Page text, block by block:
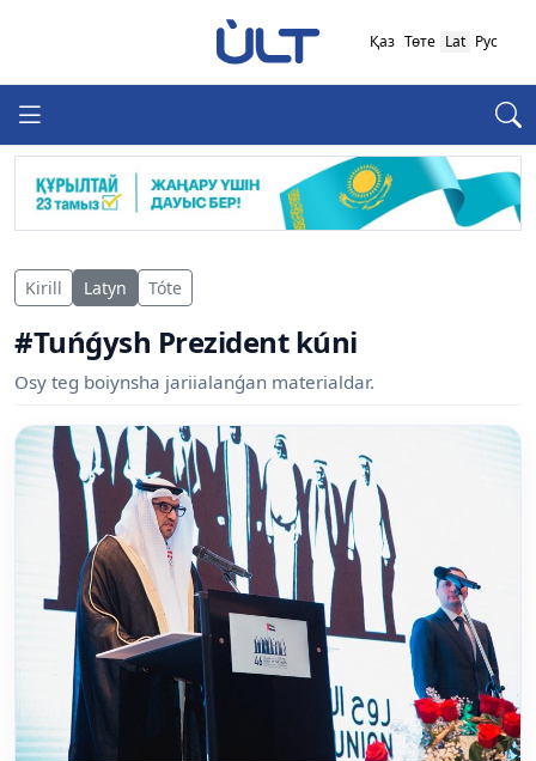
Қаз Төте Lat Рус
Kirill Latyn Tóte
#Tuńǵysh Prezident kúni
Osy teg boiynsha jariialanǵan materialdar.